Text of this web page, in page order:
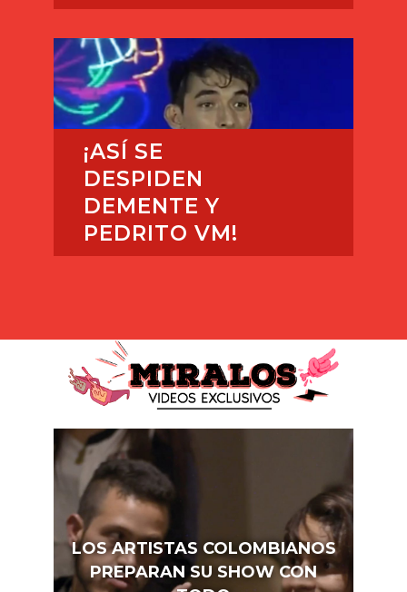
¡ASÍ SE
DESPIDEN
DEMENTE Y
PEDRITO VM!
LOS ARTISTAS COLOMBIANOS
PREPARAN SU SHOW CON